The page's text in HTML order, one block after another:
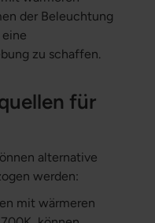
der Beleuchtung
zu schaffen.
für
alternative
werden:
mit wärmeren